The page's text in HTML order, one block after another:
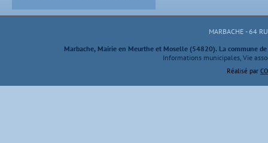
MARBACHE - 64
Marbache, Mairie en Meurthe et Moselle (54820). La commune
Informations municipales, Vie
Réalisé par